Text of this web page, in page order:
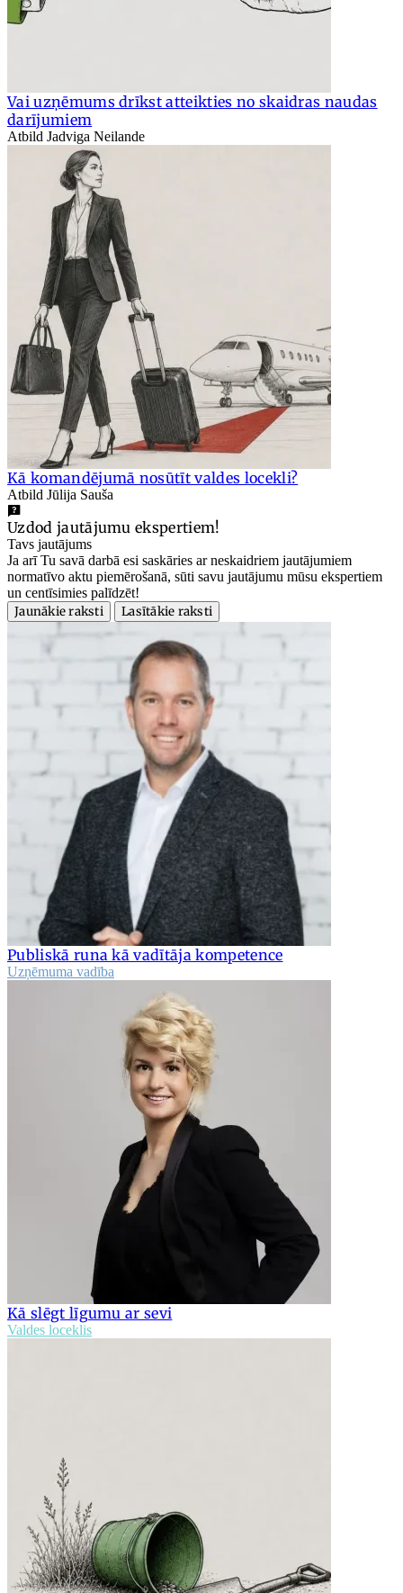
Vai uzņēmums drīkst atteikties no skaidras naudas
darījumiem
Atbild Jadviga Neilande
Kā komandējumā nosūtīt valdes locekli?
Atbild Jūlija Sauša
Uzdod jautājumu ekspertiem!
Tavs jautājums
Ja arī Tu savā darbā esi saskāries ar neskaidriem jautājumiem
normatīvo aktu piemērošanā, sūti savu jautājumu mūsu ekspertiem
un centīsimies palīdzēt!
Jaunākie raksti
Lasītākie raksti
Publiskā runa kā vadītāja kompetence
Uzņēmuma vadība
Kā slēgt līgumu ar sevi
Valdes loceklis